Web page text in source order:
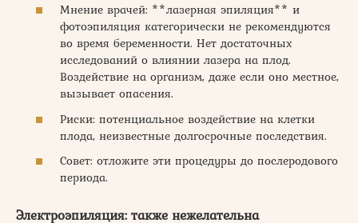
Мнение врачей: **лазерная эпиляция** и
фотоэпиляция категорически не рекомендуются
во время беременности. Нет достаточных
исследований о влиянии лазера на плод.
Воздействие на организм, даже если оно местное,
вызывает опасения.
Риски: потенциальное воздействие на клетки
плода, неизвестные долгосрочные последствия.
Совет: отложите эти процедуры до послеродового
периода.
Электроэпиляция: также нежелательна